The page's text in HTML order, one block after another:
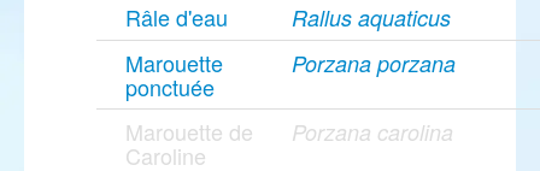
Râle d'eau Rallus aquaticus
Marouette
ponctuée
Porzana porzana
Marouette de
Caroline
Porzana carolina